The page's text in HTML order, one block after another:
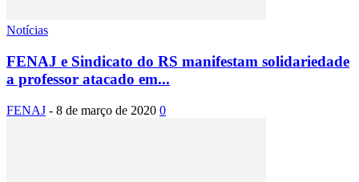
Notícias
FENAJ e Sindicato do RS manifestam solidariedade
a professor atacado em...
FENAJ - 8 de março de 2020 0